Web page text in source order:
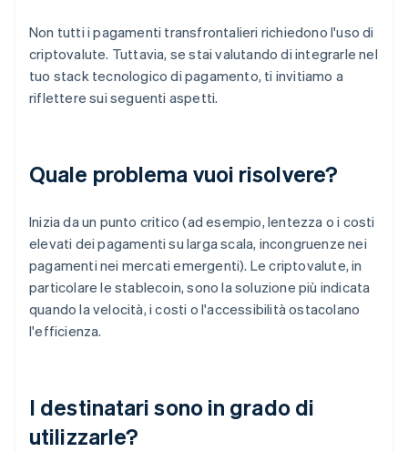
Non tutti i pagamenti transfrontalieri richiedono l'uso di
criptovalute. Tuttavia, se stai valutando di integrarle nel
tuo stack tecnologico di pagamento, ti invitiamo a
riflettere sui seguenti aspetti.
Quale problema vuoi risolvere?
Inizia da un punto critico (ad esempio, lentezza o i costi
elevati dei pagamenti su larga scala, incongruenze nei
pagamenti nei mercati emergenti). Le criptovalute, in
particolare le stablecoin, sono la soluzione più indicata
quando la velocità, i costi o l'accessibilità ostacolano
l'efficienza.
I destinatari sono in grado di
utilizzarle?